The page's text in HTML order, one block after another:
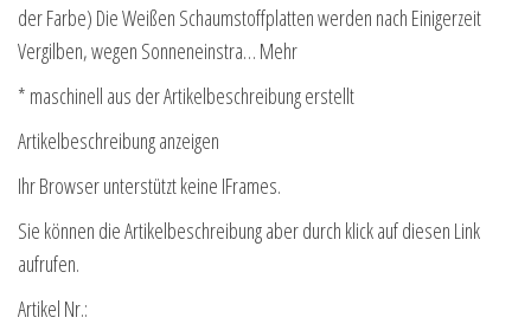
der Farbe) Die Weißen Schaumstoffplatten werden nach Einigerzeit
Vergilben, wegen Sonneneinstra… Mehr
* maschinell aus der Artikelbeschreibung erstellt
Artikelbeschreibung anzeigen
Ihr Browser unterstützt keine IFrames.
Sie können die Artikelbeschreibung aber durch klick auf diesen Link
aufrufen.
Artikel Nr.: